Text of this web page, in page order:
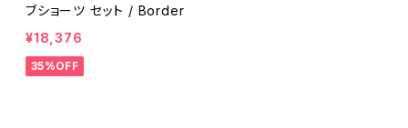
ブショーツ セット / Border
¥18,376
35%OFF